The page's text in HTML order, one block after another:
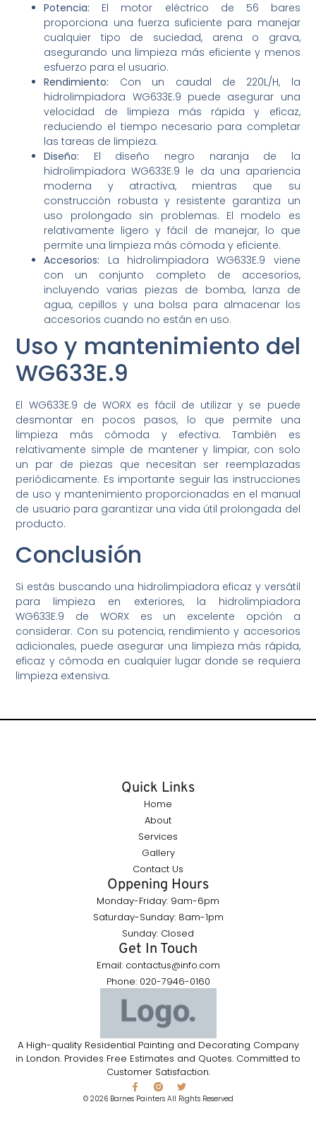
Potencia: El motor eléctrico de 56 bares
proporciona una fuerza suficiente para manejar
cualquier tipo de suciedad, arena o grava,
asegurando una limpieza más eficiente y menos
esfuerzo para el usuario.
Rendimiento: Con un caudal de 220L/H, la
hidrolimpiadora WG633E.9 puede asegurar una
velocidad de limpieza más rápida y eficaz,
reduciendo el tiempo necesario para completar
las tareas de limpieza.
Diseño: El diseño negro naranja de la
hidrolimpiadora WG633E.9 le da una apariencia
moderna y atractiva, mientras que su
construcción robusta y resistente garantiza un
uso prolongado sin problemas. El modelo es
relativamente ligero y fácil de manejar, lo que
permite una limpieza más cómoda y eficiente.
Accesorios: La hidrolimpiadora WG633E.9 viene
con un conjunto completo de accesorios,
incluyendo varias piezas de bomba, lanza de
agua, cepillos y una bolsa para almacenar los
accesorios cuando no están en uso.
Uso y mantenimiento del
WG633E.9
El WG633E.9 de WORX es fácil de utilizar y se puede
desmontar en pocos pasos, lo que permite una
limpieza más cómoda y efectiva. También es
relativamente simple de mantener y limpiar, con solo
un par de piezas que necesitan ser reemplazadas
periódicamente. Es importante seguir las instrucciones
de uso y mantenimiento proporcionadas en el manual
de usuario para garantizar una vida útil prolongada del
producto.
Conclusión
Si estás buscando una hidrolimpiadora eficaz y versátil
para limpieza en exteriores, la hidrolimpiadora
WG633E.9 de WORX es un excelente opción a
considerar. Con su potencia, rendimiento y accesorios
adicionales, puede asegurar una limpieza más rápida,
eficaz y cómoda en cualquier lugar donde se requiera
limpieza extensiva.
A High-quality Residential Painting and Decorating Company
in London. Provides Free Estimates and Quotes. Committed to
Customer Satisfaction.
© 2026 Barnes Painters All Rights Reserved
Quick Links
Home
About
Services
Gallery
Contact Us
Oppening Hours
Monday-Friday: 9am-6pm
Saturday-Sunday: 8am-1pm
Sunday: Closed
Get In Touch
Email: contactus@info.com
Phone: 020-7946-0160